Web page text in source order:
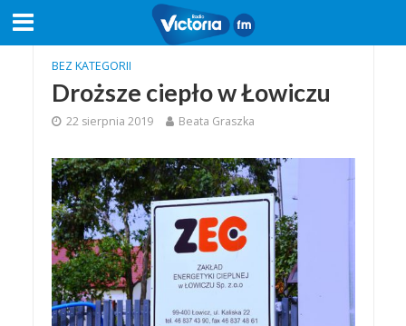
BEZ KATEGORII
Droższe ciepło w Łowiczu
22 sierpnia 2019 Beata Graszka